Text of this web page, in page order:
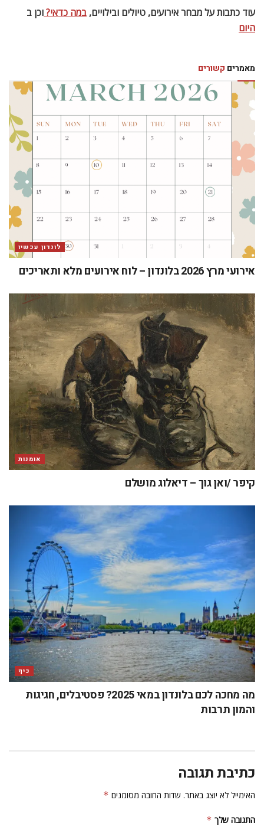
עוד כתבות על מבחר אירועים, טיולים ובילויים, במה כדאי?וכן ב
היום
מאמרים קשורים
לונדון עכשיו
אירועי מרץ 2026 בלונדון – לוח אירועים מלא ותאריכים
אומנות
קיפר /ואן גוך – דיאלוג מושלם
כיף
מה מחכה לכם בלונדון במאי 2025? פסטיבלים, חגיגות
והמון תרבות
כתיבת תגובה
האימייל לא יוצג באתר. שדות החובה מסומנים *
התגובה שלך *